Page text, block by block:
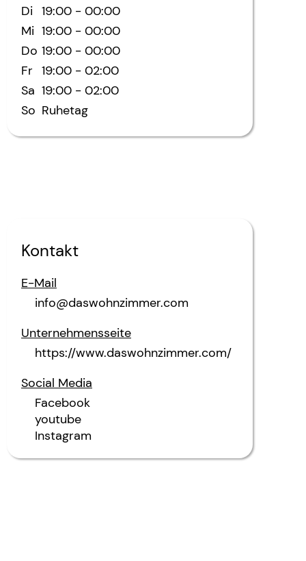
Di 19:00 - 00:00
Mi 19:00 - 00:00
Do 19:00 - 00:00
Fr 19:00 - 02:00
Sa 19:00 - 02:00
So Ruhetag
Kontakt
E-Mail
info@daswohnzimmer.com
Unternehmensseite
https://www.daswohnzimmer.com/
Social Media
Facebook
youtube
Instagram